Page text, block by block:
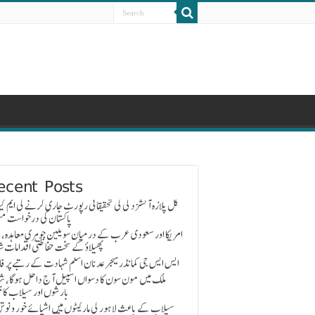
Posts
گل پلازہ آتشزدگی کی تحقیقاتی رپورٹ جاری کرنے کی ایم
پاکستان کی درخواست
امریکا اور سعودی عرب کے درمیان سویلین جوہری
پھیلاؤ کے سخت حفاظتی اقدامات
ایس ایس جی کمانڈر میجر عدنان اسلم شہادت کے رتبے پر
ملک میں مون سون کا دسواں اسپیل آج داخل ہوگا،
بارشوں اور سیلاب
سیلاب کے باعث لاہور کی مارکیٹوں میں اشیائے خور و